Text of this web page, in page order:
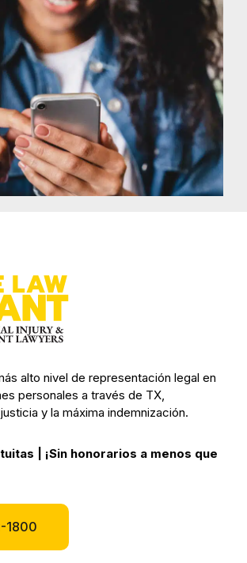
alto nivel de representación legal en
personales a través de TX,
y la máxima indemnización.
| ¡Sin honorarios a menos que
1800